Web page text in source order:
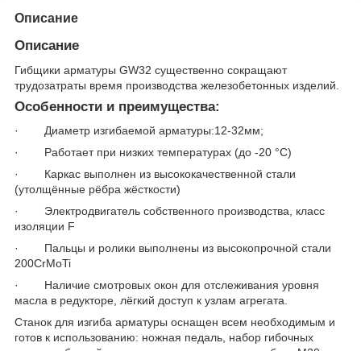
Описание
Описание
Гибщики арматуры GW32 существенно сокращают
трудозатраты время производства железобетонных изделий.
Особенности и преимущества:
· Диаметр изгибаемой арматуры:12-32мм;
· Работает при низких температурах (до -20 °С)
· Каркас выполнен из высококачественной стали
(утолщённые рёбра жёсткости)
· Электродвигатель собственного производства, класс
изоляции F
· Пальцы и ролики выполнены из высокопрочной стали
200CrMoTi
· Наличие смотровых окон для отслеживания уровня
масла в редукторе, лёгкий доступ к узлам агрегата.
Станок для изгиба арматуры оснащен всем необходимым и
готов к использованию: ножная педаль, набор гибочных